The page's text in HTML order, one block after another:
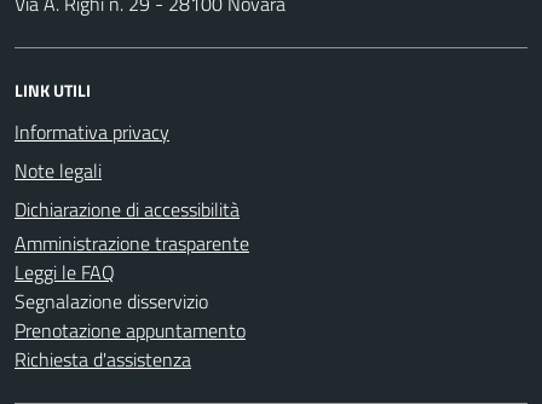
LINK UTILI
Informativa privacy
Note legali
Dichiarazione di accessibilità
Amministrazione trasparente
Leggi le FAQ
Segnalazione disservizio
Prenotazione appuntamento
Richiesta d'assistenza